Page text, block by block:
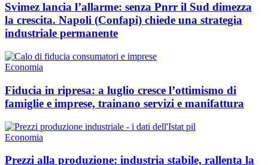
Svimez lancia l’allarme: senza Pnrr il Sud dimezza
la crescita. Napoli (Confapi) chiede una strategia
industriale permanente
Economia
Fiducia in ripresa: a luglio cresce l’ottimismo di
famiglie e imprese, trainano servizi e manifattura
Economia
Prezzi alla produzione: industria stabile, rallenta la